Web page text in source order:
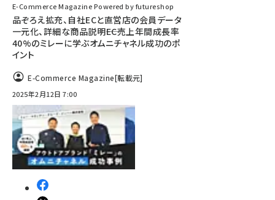
E-Commerce Magazine Powered by futureshop
品ぞろえ拡充、自社ECと直営店の会員データ
一元化、詳細な商品説明――EC売上年間成長率
40%のミレーに学ぶオムニチャネル成功のポ
イント
E-Commerce Magazine[転載元]
2025年2月12日 7:00